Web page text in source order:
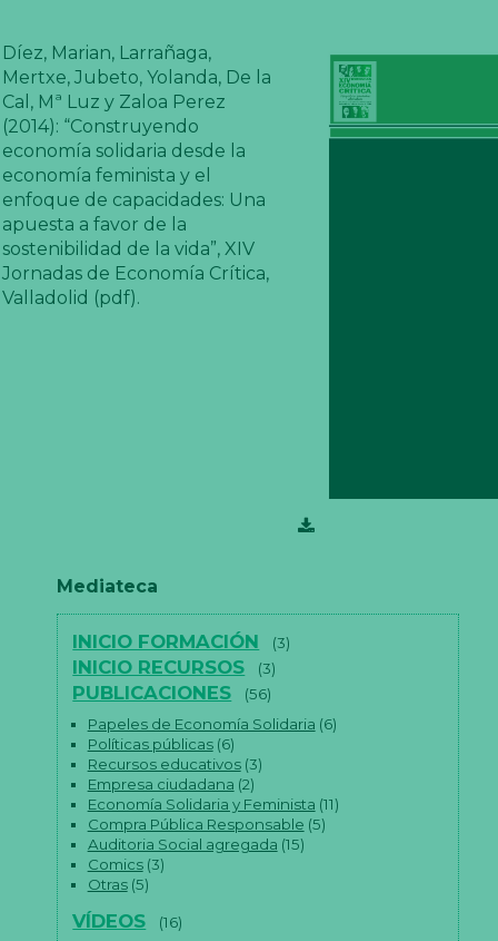
Díez, Marian, Larrañaga,
Mertxe, Jubeto, Yolanda, De la
Cal, Mª Luz y Zaloa Perez
(2014): “Construyendo
economía solidaria desde la
economía feminista y el
enfoque de capacidades: Una
apuesta a favor de la
sostenibilidad de la vida”, XIV
Jornadas de Economía Crítica,
Valladolid (pdf).
Mediateca
INICIO FORMACIÓN (3)
INICIO RECURSOS (3)
PUBLICACIONES
(56)
Papeles de Economía Solidaria (6)
Políticas públicas(6)
Recursos educativos(3)
Empresa ciudadana (2)
Economía Solidaria y Feminista (11)
Compra Pública Responsable (5)
Auditoria Social agregada (15)
Comics(3)
Otras(5)
VÍDEOS
(16)